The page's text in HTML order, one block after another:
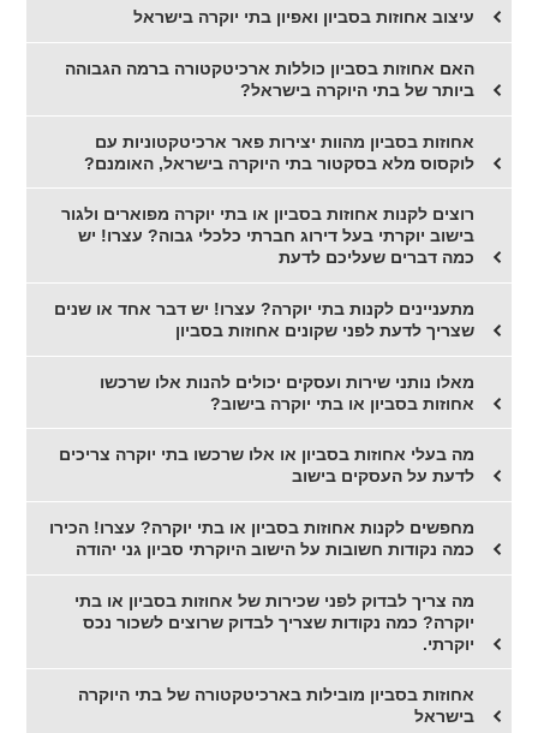
עיצוב אחוזות בסביון ואפיון בתי יוקרה בישראל
האם אחוזות בסביון כוללות ארכיטקטורה ברמה הגבוהה
ביותר של בתי היוקרה בישראל?
אחוזות בסביון מהוות יצירות פאר ארכיטקטוניות עם
לוקסוס מלא בסקטור בתי היוקרה בישראל, האומנם?
רוצים לקנות אחוזות בסביון או בתי יוקרה מפוארים ולגור
בישוב יוקרתי בעל דירוג חברתי כלכלי גבוה? עצרו! יש
כמה דברים שעליכם לדעת
מתעניינים לקנות בתי יוקרה? עצרו! יש דבר אחד או שנים
שצריך לדעת לפני שקונים אחוזות בסביון
מאלו נותני שירות ועסקים יכולים להנות אלו שרכשו
אחוזות בסביון או בתי יוקרה בישוב?
מה בעלי אחוזות בסביון או אלו שרכשו בתי יוקרה צריכים
לדעת על העסקים בישוב
מחפשים לקנות אחוזות בסביון או בתי יוקרה? עצרו! הכירו
כמה נקודות חשובות על הישוב היוקרתי סביון גני יהודה
מה צריך לבדוק לפני שכירות של אחוזות בסביון או בתי
יוקרה? כמה נקודות שצריך לבדוק שרוצים לשכור נכס
יוקרתי.
אחוזות בסביון מובילות בארכיטקטורה של בתי היוקרה
בישראל